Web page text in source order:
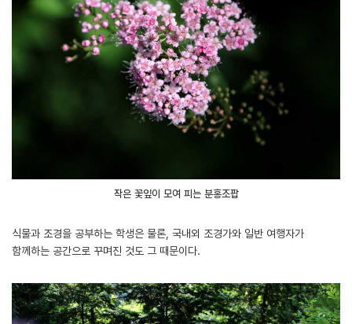
작은 꽃잎이 모여 피는 분홍조팝
식물과 조경을 공부하는 학생은 물론, 국내외 조경가와 일반 여행자가
함께하는 공간으로 꾸며진 것도 그 때문이다.